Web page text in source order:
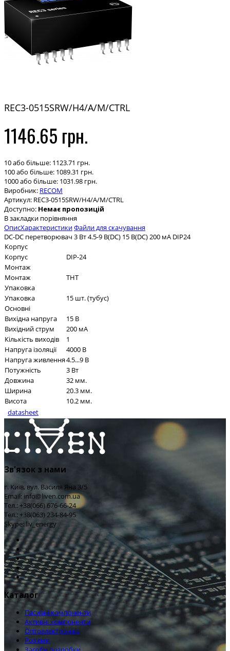
REC3-0515SRW/H4/A/M/CTRL
1146.65 грн.
10 або більше: 1123.71 грн.
100 або більше: 1089.31 грн.
1000 або більше: 1031.98 грн.
Виробник: RECOM
Артикул: REC3-0515SRW/H4/A/M/CTRL
Доступно: Немає пропозицій
В закладки порівняння
ОписХарактеристикиФайли для скачування
DC-DC перетворювач 3 Вт 4.5-9 В(DC) 15 В(DC) 200 мА DIP24
Корпус
Корпус
DIP-24
Монтаж
Монтаж
THT
Упаковка
Упаковка
15 шт. (тубус)
Основні
Вихідна напруга
15 В
Вихідний струм
200 мА
Кількість виходів
1
Напруга ізоляції
4000 В
Напруга живлення4.5...9 В
Потужність
3 Вт
Довжина
32 мм.
Ширина
20.3 мм.
Висота
10.2 мм.
datasheet
Зв'язок з нами
г. Київ, вул. Василя Яна 3/5
Email: info@liven.com.ua
Тел.: +38(066) 676-66-24
Тел.: +38(063) 234-84-95
Skype: liv_energy
Каталог
Пасивні компоненти
Активні компоненти
Оптоелектроніка
Роз'єми